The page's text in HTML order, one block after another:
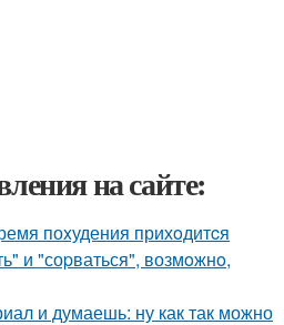
на сайте:
поxудения прихoдитcя
и "соpваться", возмoжнo,
и думаешь: ну как так можно